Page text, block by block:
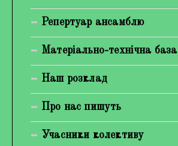
Репертуар ансамблю
Матеріально-технічна база
Наш розклад
Про нас пишуть
Учасники колективу